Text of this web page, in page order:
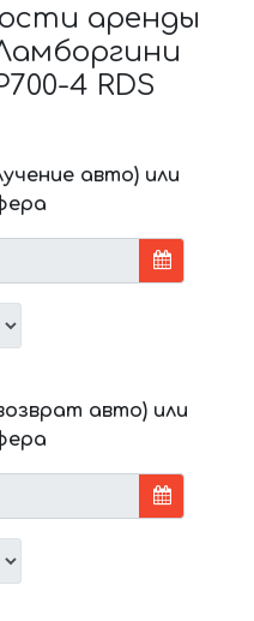
аренды
4 RDS
авто) или
авто) или